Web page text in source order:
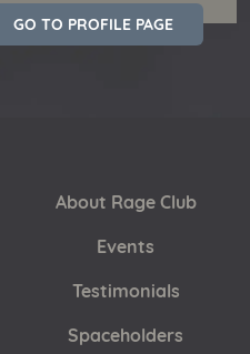
GO TO PROFILE PAGE
About Rage Club
Events
Testimonials
Spaceholders